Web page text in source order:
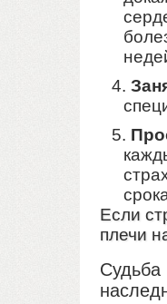
Если
плечи
Судьба